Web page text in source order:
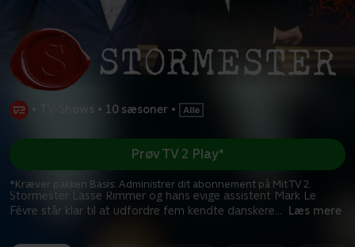
• TV-Shows • 10 sæsoner •
Stormester Lasse Rimmer og hans evige assistent Mark Le
Fêvre står klar til at udfordre fem kendte danskere... Læs mere
Prøv TV 2 Play*
*Kræver pakken Basis. Administrer dit abonnement på Mit TV 2.